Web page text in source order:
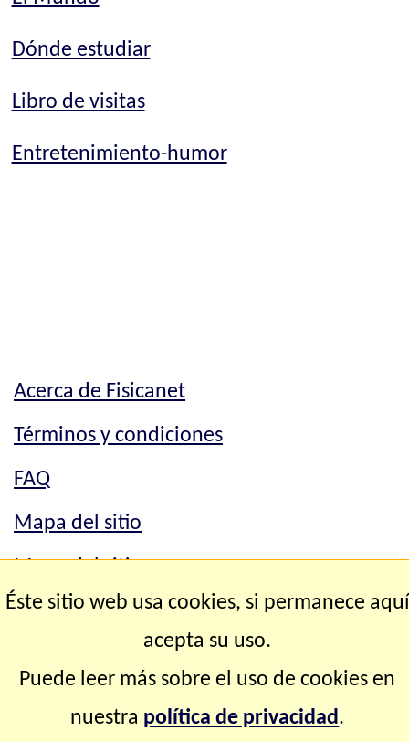
Dónde estudiar
Libro de visitas
Entretenimiento-humor
Acerca de Fisicanet
Términos y condiciones
FAQ
Mapa del sitio
Mapa del sitio
Contacto
Copyright © 2.000-2.028 Fisicanet ® Todos los
derechos reservados
Éste sitio web usa cookies, si permanece aquí
acepta su uso.
Puede leer más sobre el uso de cookies en
nuestra política de privacidad.